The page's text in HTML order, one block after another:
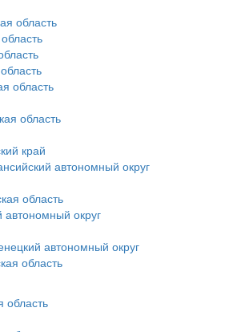
область
область
область
край
автономный округ
область
автономный округ
автономный округ
область
область